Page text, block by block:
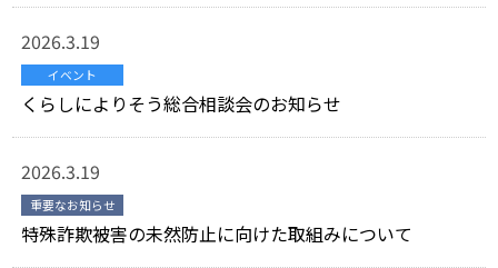
2026.3.19
イベント
くらしによりそう総合相談会のお知らせ
2026.3.19
重要なお知らせ
特殊詐欺被害の未然防止に向けた取組みについて